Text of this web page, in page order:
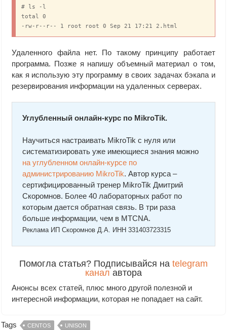
# ls -l
total 0
-rw-r--r-- 1 root root 0 Sep 21 17:21 2.html
Удаленного файла нет. По такому принципу работает
программа. Позже я напишу объемный материал о том,
как я использую эту программу в своих задачах бэкапа и
резервирования информации на удаленных серверах.
Углубленный онлайн-курс по MikroTik.
Научиться настраивать MikroTik с нуля или
систематизировать уже имеющиеся знания можно
на углубленном онлайн-курcе по
администрированию MikroTik. Автор курcа –
сертифицированный тренер MikroTik Дмитрий
Скоромнов. Более 40 лабораторных работ по
которым дается обратная связь. В три раза
больше информации, чем в MTCNA.
Реклама ИП Скоромнов Д.А. ИНН 331403723315
Помогла статья? Подписывайся на telegram
канал автора
Анонсы всех статей, плюс много другой полезной и
интересной информации, которая не попадает на сайт.
Tags CENTOS UNISON